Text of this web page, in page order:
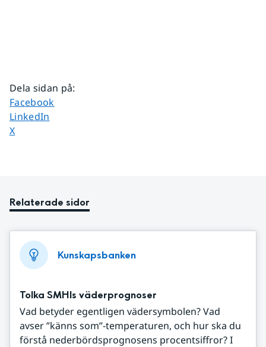
Dela sidan på:
Dela sidan på
Facebook
Dela sidan på
LinkedIn
Dela sidan på
X
Relaterade sidor
Kunskapsbanken
Tolka SMHIs väderprognoser
Vad betyder egentligen vädersymbolen? Vad
avser ”känns som”-temperaturen, och hur ska du
förstå nederbördsprognosens procentsiffror? I